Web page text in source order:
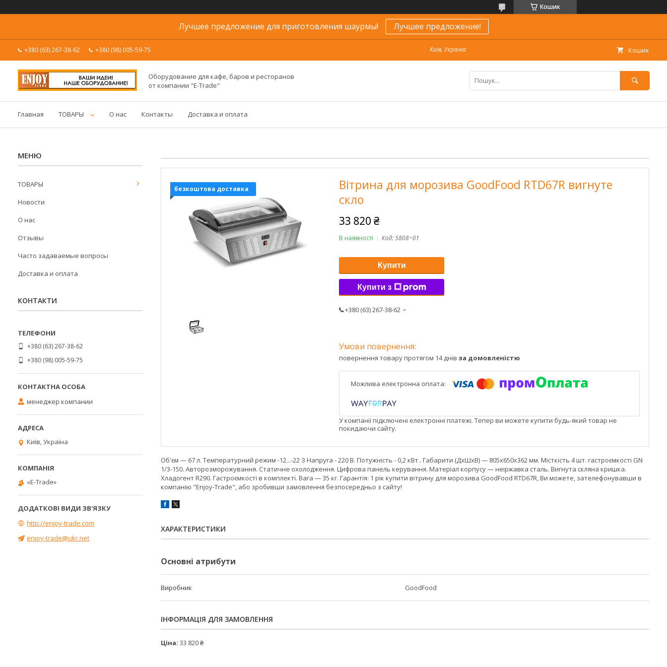
Кошик
Лучшее предложение для приготовления шаурмы! Лучшее предложение!
+380 (63) 267-38-62 +380 (98) 005-59-75 Київ, Україна Кошик
Оборудование для кафе, баров и ресторанов
от компании "E-Trade"
Главная ТОВАРЫ О нас Контакты Доставка и оплата
безкоштова доставка
Вітрина для морозива GoodFood RTD67R вигнуте
скло
33 820 ₴
В наявності Код:5808~01
Купити
Купити з
+380 (63) 267-38-62
повернення товару протягом 14 днів за домовленістю
У компанії підключені електронні платежі. Тепер ви можете купити будь-який товар не
покидаючи сайту.
Об'єм — 67 л. Температурний режим -12...-22 З Напруга - 220 В. Потужність - 0,2 кВт.. Габарити (ДхШхВ) — 805х650х362 мм. Місткість 4 шт. гастроємкості GN
1/3-150. Авторозморожування. Статичне охолодження. Цифрова панель керування. Матеріал корпусу — неіржавка сталь. Вигнута скляна кришка.
Хладогент R290. Гастроємкості в комплекті. Вага — 35 кг. Гарантія: 1 рік купити вітрину для морозива GoodFood RTD67R, Ви можете, зателефонувавши в
компанію "Enjoy-Trade", або зробивши замовлення безпосередньо з сайту!
ХАРАКТЕРИСТИКИ
Основні атрибути
Виробник GoodFood
ІНФОРМАЦІЯ ДЛЯ ЗАМОВЛЕННЯ
Ціна: 33 820 ₴
ТОВАРЫ
Новости
О нас
Отзывы
Часто задаваемые вопросы
Доставка и оплата
КОНТАКТИ
+380 (63) 267-38-62
+380 (98) 005-59-75
менеджер компании
Київ, Україна
«E-Trade»
http://enjoy-trade.com
enjoy-trade@ukr.net